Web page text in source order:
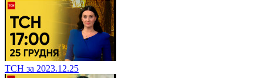
ТСН за 2023.12.25